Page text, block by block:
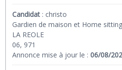
Candidat : christo
Gardien de maison et Home sitting
LA REOLE
06, 971
Annonce mise à jour le :06/08/